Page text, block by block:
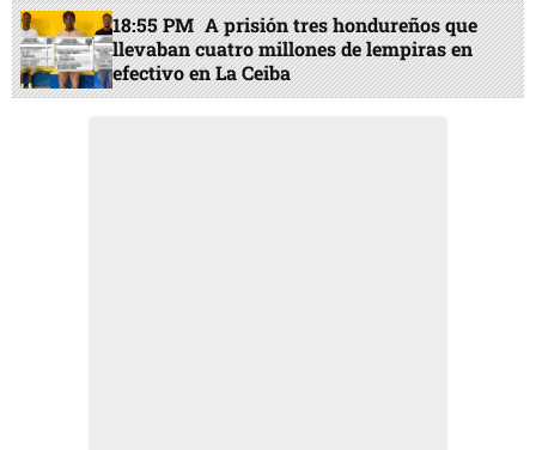
18:55 PM A prisión tres hondureños que
llevaban cuatro millones de lempiras en
efectivo en La Ceiba